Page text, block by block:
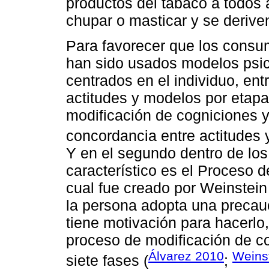
chupar o masticar y se
Para favorecer que los
han sido usados modelos
centrados en el individuo,
actitudes y modelos por
modificación de cogniciones
concordancia entre actitudes
Y en el segundo dentro de
característico es el Proceso
cual fue creado por
la persona adopta una
tiene motivación para
proceso de modificación de
siete fases (Álvarez 2010;